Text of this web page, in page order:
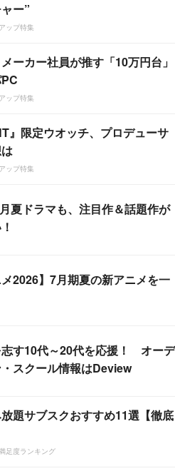
ー”
ップ特集
メーカー社員が推す「10万円台」
ップ特集
』限定ウオッチ、プロデューサ
ップ特集
夏ドラマも、注目作＆話題作が
メ2026】7月期夏の新アニメを一
す10代～20代を応援！ オーデ
スクール情報はDeview
題サブスクおすすめ11選【徹底
足度ランキング